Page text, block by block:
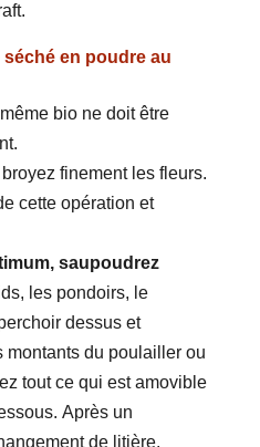
en poudre au
bio ne doit être
finement les fleurs.
cette opération et
saupoudrez
les pondoirs, le
dessus et
du poulailler ou
tout ce qui est amovible
Après un
de litière.